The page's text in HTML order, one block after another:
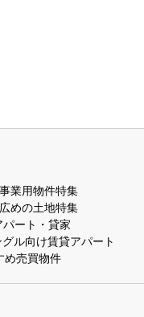
業用物件特集
広めの土地特集
パート・貸家
グル向け賃貸アパート
め売買物件